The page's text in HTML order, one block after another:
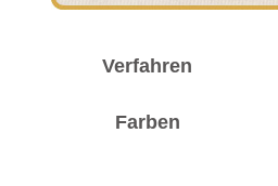
Verfahren
Farben